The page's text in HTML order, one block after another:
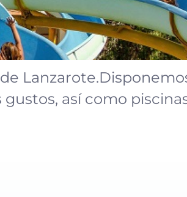
así como